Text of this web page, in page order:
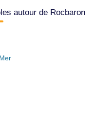
autour de Rocbaron